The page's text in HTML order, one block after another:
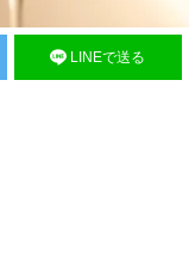
LINEで送る